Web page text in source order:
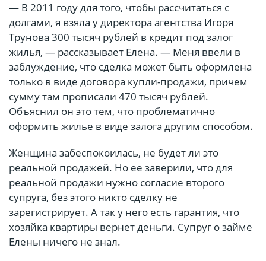
— В 2011 году для того, чтобы рассчитаться с
долгами, я взяла у директора агентства Игоря
Трунова 300 тысяч рублей в кредит под залог
жилья, — рассказывает Елена. — Меня ввели в
заблуждение, что сделка может быть оформлена
только в виде договора купли-продажи, причем
сумму там прописали 470 тысяч рублей.
Объяснил он это тем, что проблематично
оформить жилье в виде залога другим способом.
Женщина забеспокоилась, не будет ли это
реальной продажей. Но ее заверили, что для
реальной продажи нужно согласие второго
супруга, без этого никто сделку не
зарегистрирует. А так у него есть гарантия, что
хозяйка квартиры вернет деньги. Супруг о займе
Елены ничего не знал.